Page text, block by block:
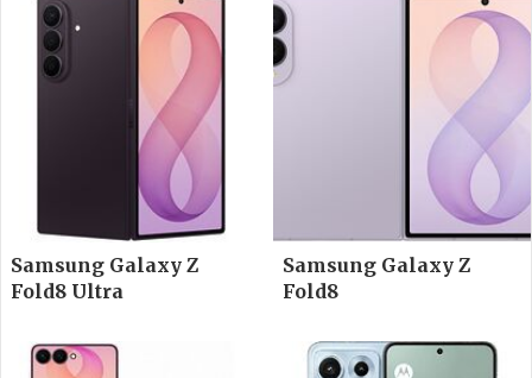
Samsung Galaxy Z
Fold8 Ultra
Samsung Galaxy Z
Fold8